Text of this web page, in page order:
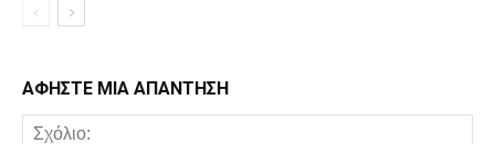
ΑΦΗΣΤΕ ΜΙΑ ΑΠΑΝΤΗΣΗ